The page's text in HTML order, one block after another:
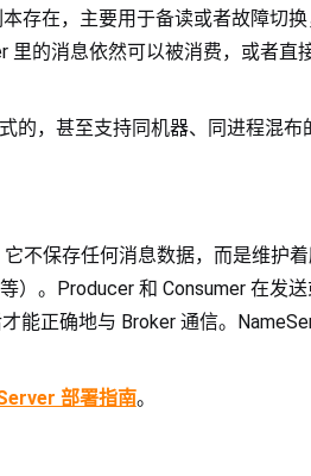
存在，主要用于备读或者故障切换
里的消息依然可以被消费，或者直
的，甚至支持同机器、同进程混布
不保存任何消息数据，而是维护
）。Producer 和 Consumer 在发
能正确地与 Broker 通信。
部署指南。